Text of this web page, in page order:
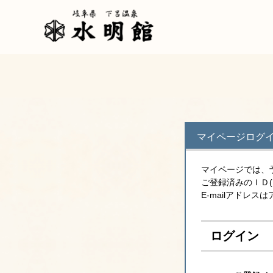
マイページログ
マイページでは、
ご登録済みのＩ
E-mailアドレスは
ログイン